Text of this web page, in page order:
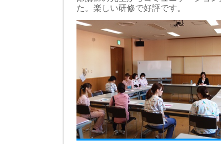
た。楽しい研修で好評です。